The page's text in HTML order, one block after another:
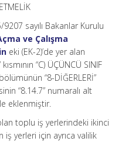
sayılı Bakanlar Kurulu
ve Çalışma
eki (EK-2)’de yer alan
“C) ÜÇÜNCÜ SINIF
“8-DİĞERLERİ”
“8.14.7” numaralı alt
eklenmiştir.
toplu iş yerlerindeki ikinci
iş yerleri için ayrıca valilik